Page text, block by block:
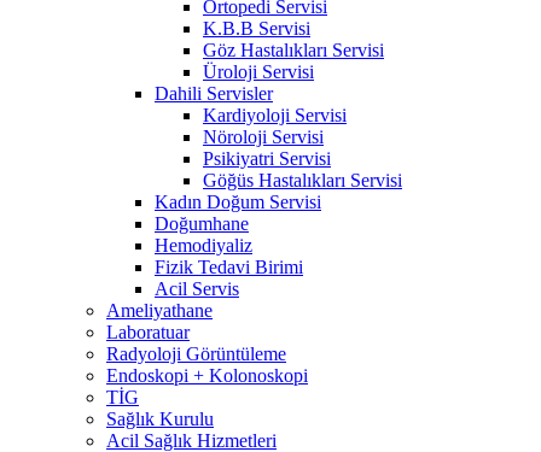
Ortopedi Servisi
K.B.B Servisi
Göz Hastalıkları Servisi
Üroloji Servisi
Dahili Servisler
Kardiyoloji Servisi
Nöroloji Servisi
Psikiyatri Servisi
Göğüs Hastalıkları Servisi
Kadın Doğum Servisi
Doğumhane
Hemodiyaliz
Fizik Tedavi Birimi
Acil Servis
Ameliyathane
Laboratuar
Radyoloji Görüntüleme
Endoskopi + Kolonoskopi
TİG
Sağlık Kurulu
Acil Sağlık Hizmetleri